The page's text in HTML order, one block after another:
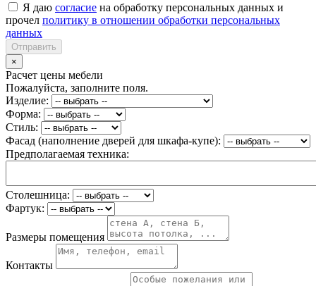
Я даю согласие на обработку персональных данных и
прочел политику в отношении обработки персональных
данных
Отправить
×
Расчет цены мебели
Пожалуйста, заполните поля.
Изделие:
Форма:
Стиль:
Фасад (наполнение дверей для шкафа-купе):
Предполагаемая техника:
Столешница:
Фартук:
Размеры помещения
Контакты